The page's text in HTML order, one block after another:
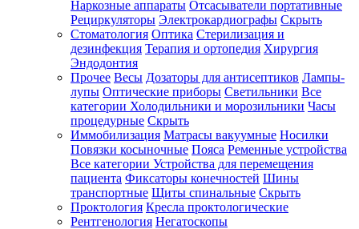
Наркозные аппараты Отсасыватели портативные
Рециркуляторы Электрокардиографы Скрыть
Стоматология Оптика Стерилизация и
дезинфекция Терапия и ортопедия Хирургия
Эндодонтия
Прочее Весы Дозаторы для антисептиков Лампы-
лупы Оптические приборы Светильники Все
категории Холодильники и морозильники Часы
процедурные Скрыть
Иммобилизация Матрасы вакуумные Носилки
Повязки косыночные Пояса Ременные устройства
Все категории Устройства для перемещения
пациента Фиксаторы конечностей Шины
транспортные Щиты спинальные Скрыть
Проктология Кресла проктологические
Рентгенология Негатоскопы